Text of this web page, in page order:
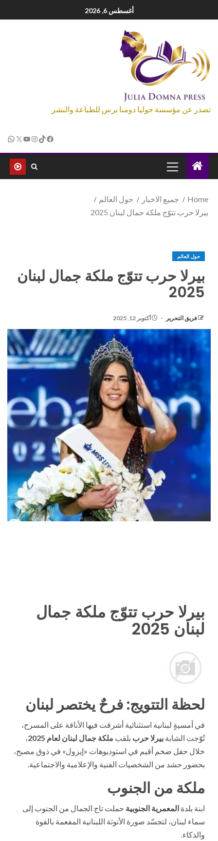
أغسطس 6, 2026
تصدر عن مؤسسة جوليا دومنا برس للطباعة والنشر
Home جميع الاخبار
حول العالم
بيرلا حرب تتوّج ملكة جمال لبنان 2025
حول العالم
بيرلا حرب تتوّج ملكة جمال لبنان
2025
فريق التحرير أكتوبر 12, 2025
بيرلا حرب تتوّج ملكة جمال
لبنان 2025
لحظة التتويج: فرحٌ يختصر لبنان
في أمسيةٍ لبنانية استثنائية أشرقت فيها الأناقة على المسرح،
تُوّجت الشابة بيرلا حرب بلقب ملكة جمال لبنان لعام 2025
،
خلال حفل ضخم أقيم في استوديوهات «إيزول» في ذوق مصبح،
بحضور حشد من الشخصيات الفنية والإعلامية والاجتماعية.
ملكة من الجنوب
ابنة بلدة المعمرية الجنوبية حملت تاج الجمال من الجنوب إلى
سماء لبنان، لتجسّد صورة الأنوثة اللبنانية المفعمة بالقوة
والذكاء.